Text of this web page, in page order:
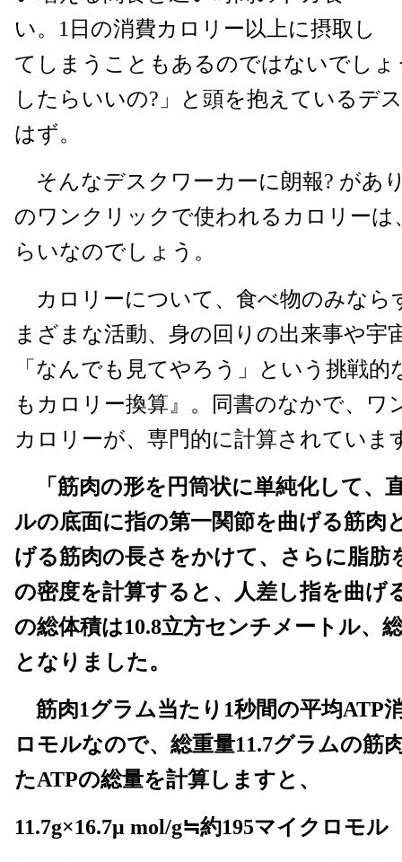
い。1日の消費カロリー以上に摂取し
てしまうこともあるのではないでしょ
したらいいの?」と頭を抱えているデ
はず。
そんなデスクワーカーに朗報? があ
のワンクリックで使われるカロリー
らいなのでしょう。
カロリーについて、食べ物のみなら
まざまな活動、身の回りの出来事や宇
「なんでも見てやろう」という挑戦
もカロリー換算』。同書のなかで、ワ
カロリーが、専門的に計算されていま
「筋肉の形を円筒状に単純化して、
ルの底面に指の第一関節を曲げる筋肉
げる筋肉の長さをかけて、さらに脂肪
の密度を計算すると、人差し指を曲げ
の総体積は10.8立方センチメートル、
となりました。
筋肉1グラム当たり1秒間の平均ATP
ロモルなので、総重量11.7グラムの筋
たATPの総量を計算しますと、
11.7g×16.7μ mol/g≒約195マイクロモル